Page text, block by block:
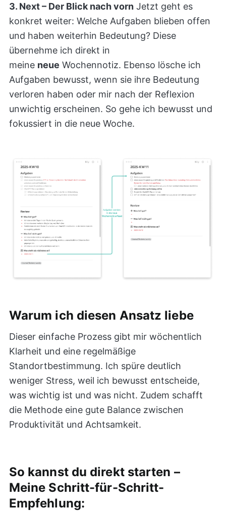
3. Next – Der Blick nach vornJetzt geht es
konkret weiter: Welche Aufgaben blieben offen
und haben weiterhin Bedeutung? Diese
übernehme ich direkt in
meine neue Wochennotiz. Ebenso lösche ich
Aufgaben bewusst, wenn sie ihre Bedeutung
verloren haben oder mir nach der Reflexion
unwichtig erscheinen. So gehe ich bewusst und
fokussiert in die neue Woche.
Warum ich diesen Ansatz liebe
Dieser einfache Prozess gibt mir wöchentlich
Klarheit und eine regelmäßige
Standortbestimmung. Ich spüre deutlich
weniger Stress, weil ich bewusst entscheide,
was wichtig ist und was nicht. Zudem schafft
die Methode eine gute Balance zwischen
Produktivität und Achtsamkeit.
So kannst du direkt starten –
Meine Schritt-für-Schritt-
Empfehlung: